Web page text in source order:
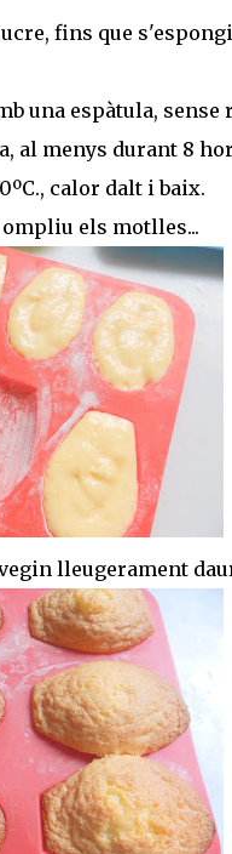
fins que
una espàtula, sense
al menys durant 8
calor dalt i baix.
els motlles...
lleugerament